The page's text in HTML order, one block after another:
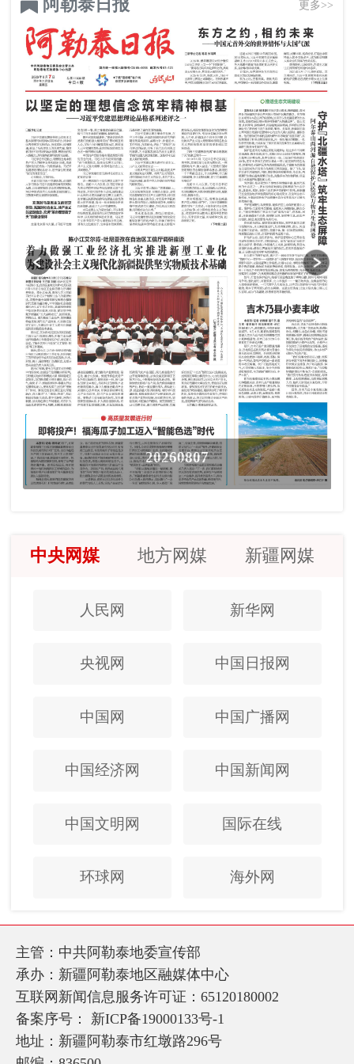
阿勒泰日报 更多>>
20260807
中央网媒 地方网媒 新疆网媒
人民网 新华网
央视网 中国日报网
中国网 中国广播网
中国经济网 中国新闻网
中国文明网 国际在线
环球网 海外网
主管：中共阿勒泰地委宣传部
承办：新疆阿勒泰地区融媒体中心
互联网新闻信息服务许可证：65120180002
备案序号： 新ICP备19000133号-1
地址：新疆阿勒泰市红墩路296号